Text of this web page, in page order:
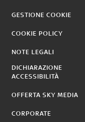
GESTIONE COOKIE
COOKIE POLICY
NOTE LEGALI
DICHIARAZIONE
ACCESSIBILITÀ
OFFERTA SKY MEDIA
CORPORATE